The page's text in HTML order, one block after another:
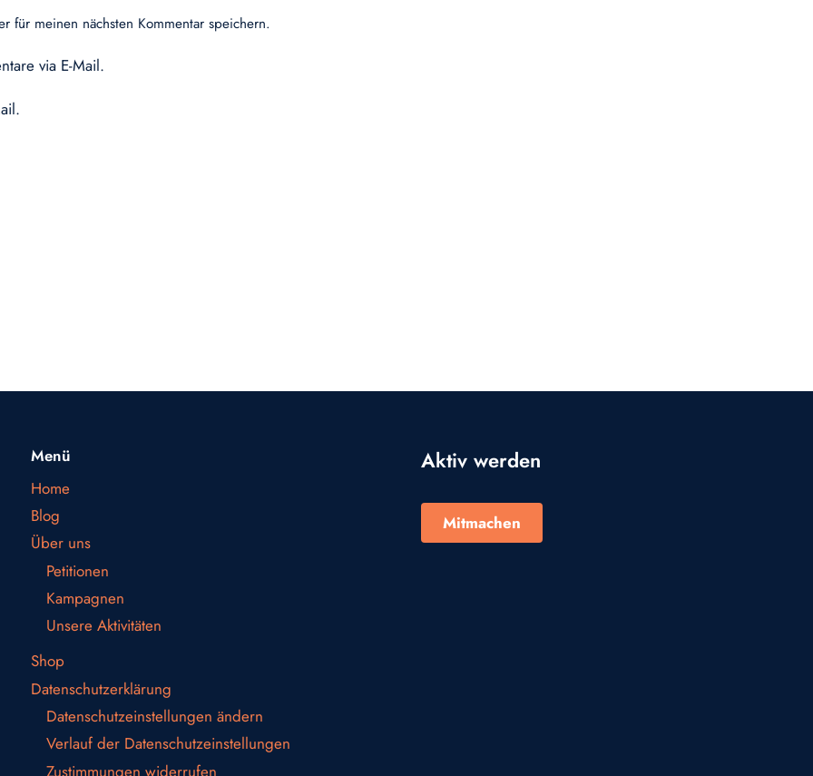
für meinen nächsten Kommentar speichern.
via E-Mail.
Menü
Home
Blog
Über uns
Petitionen
Kampagnen
Unsere Aktivitäten
Shop
Datenschutzerklärung
Datenschutzeinstellungen ändern
Verlauf der Datenschutzeinstellungen
Zustimmungen widerrufen
Aktiv werden
Mitmachen